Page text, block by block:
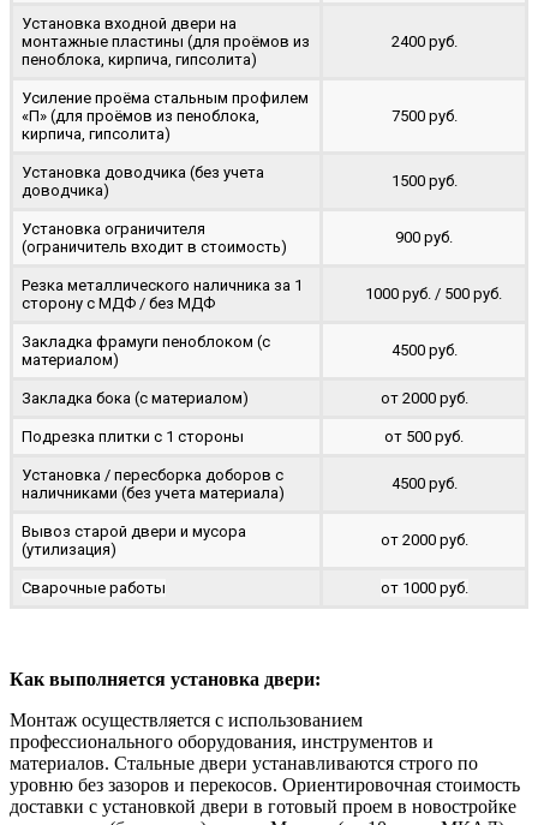
Установка входной двери на
монтажные пластины (для проёмов из
пеноблока, кирпича, гипсолита)
2400 руб.
Усиление проёма стальным профилем
«П» (для проёмов из пеноблока,
кирпича, гипсолита)
7500 руб.
Установка доводчика (без учета
доводчика)
1500 руб.
Установка ограничителя
(ограничитель входит в стоимость)
900 руб.
Резка металлического наличника за 1
сторону с МДФ / без МДФ
1000 руб. / 500 руб.
Закладка фрамуги пеноблоком (с
материалом)
4500 руб.
Закладка бока (с материалом) от 2000 руб.
Подрезка плитки с 1 стороны от 500 руб.
Установка / пересборка доборов с
наличниками (без учета материала)
4500 руб.
Вывоз старой двери и мусора
(утилизация)
от 2000 руб.
Сварочные работы от 1000 руб.
Как выполняется установка двери:
Монтаж осуществляется с использованием
профессионального оборудования, инструментов и
материалов. Стальные двери устанавливаются строго по
уровню без зазоров и перекосов. Ориентировочная стоимость
доставки с установкой двери в готовый проем в новостройке